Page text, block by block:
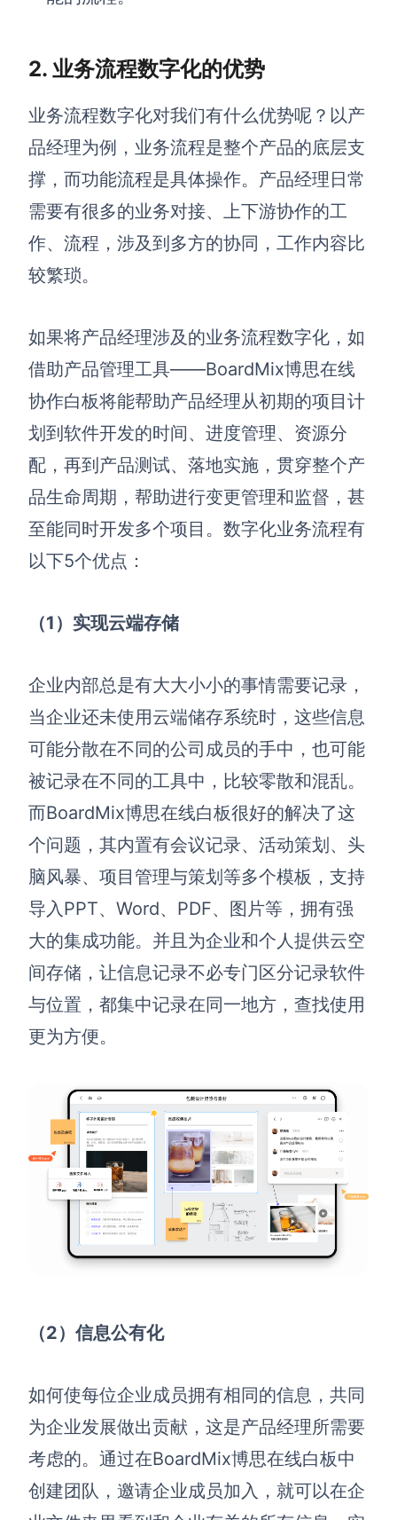
AI创作
AI生成思维导图
AI生成流程图
AI生成鱼骨图
AI生成甘特图
AI生成组织结构图
战略与流程设计
AI生成PEST分析
AI生成5Why分析
AI生成平衡计分卡
AI生成时间管理四象限
AI生成胜任力模型
AI生成价值链
数据分析与策略
AI生成Smart分析
AI生成波特五力模型
AI生成4P营销理论模型
AI生成竞品分析
AI生成安索夫矩阵
AI生成Grow模型
AI对话
AI生成简历
私有化部署
企业版申请试用
满足企业级团队协作和管理需求
帮助支持
帮助中心
获取详细功能指南和技术支持
2. 业务流程数字化的优势
业务流程数字化对我们有什么优势呢？以产
品经理为例，业务流程是整个产品的底层支
撑，而功能流程是具体操作。产品经理日常
需要有很多的业务对接、上下游协作的工
作、流程，涉及到多方的协同，工作内容比
较繁琐。
如果将产品经理涉及的业务流程数字化，如
借助产品管理工具——BoardMix博思在线
协作白板将能帮助产品经理从初期的项目计
划到软件开发的时间、进度管理、资源分
配，再到产品测试、落地实施，贯穿整个产
品生命周期，帮助进行变更管理和监督，甚
至能同时开发多个项目。数字化业务流程有
以下5个优点：
（1）实现云端存储
企业内部总是有大大小小的事情需要记录，
当企业还未使用云端储存系统时，这些信息
可能分散在不同的公司成员的手中，也可能
被记录在不同的工具中，比较零散和混乱。
而BoardMix博思在线白板很好的解决了这
个问题，其内置有会议记录、活动策划、头
脑风暴、项目管理与策划等多个模板，支持
导入PPT、Word、PDF、图片等，拥有强
大的集成功能。并且为企业和个人提供云空
间存储，让信息记录不必专门区分记录软件
与位置，都集中记录在同一地方，查找使用
更为方便。
（2）信息公有化
如何使每位企业成员拥有相同的信息，共同
为企业发展做出贡献，这是产品经理所需要
考虑的。通过在BoardMix博思在线白板中
创建团队，邀请企业成员加入，就可以在企